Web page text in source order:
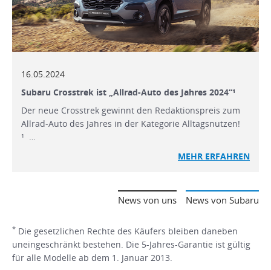
16.05.2024
Subaru Crosstrek ist „Allrad-Auto des Jahres 2024“¹
Der neue Crosstrek gewinnt den Redaktionspreis zum
Allrad-Auto des Jahres in der Kategorie Alltagsnutzen!
¹ …
MEHR ERFAHREN
News von Subaru
News von uns
* Die gesetzlichen Rechte des Käufers bleiben daneben
uneingeschränkt bestehen. Die 5-Jahres-Garantie ist gültig
für alle Modelle ab dem 1. Januar 2013.